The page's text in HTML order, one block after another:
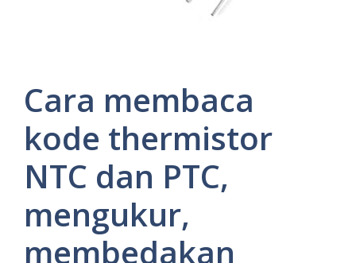
Cara membaca
kode thermistor
NTC dan PTC,
mengukur,
membedakan